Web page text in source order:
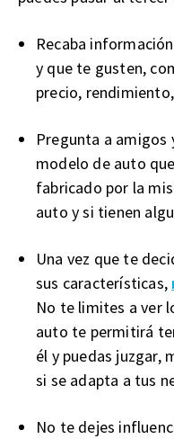
Recaba
y que te gusten,
precio,
Pregunta a amigos
modelo de auto
fabricado por la
auto y si tienen
Una vez que te
sus características,
No te limites a ver
auto te permitirá
él y puedas juzgar,
si se adapta a tus
No te dejes